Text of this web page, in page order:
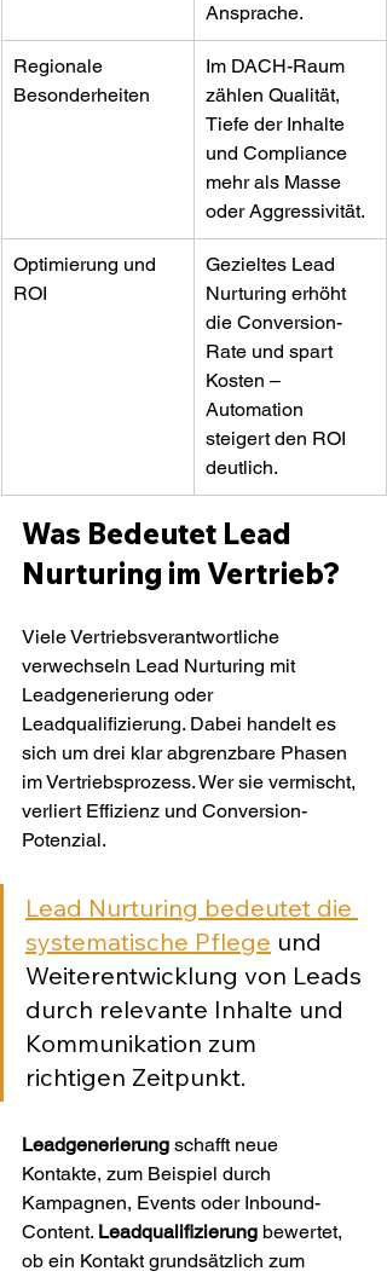
Ansprache.
Regionale
Besonderheiten
Im DACH-Raum
zählen Qualität,
Tiefe der Inhalte
und Compliance
mehr als Masse
oder Aggressivität.
Optimierung und
ROI
Gezieltes Lead
Nurturing erhöht
die Conversion-
Rate und spart
Kosten –
Automation
steigert den ROI
deutlich.
Was Bedeutet Lead
Nurturing im Vertrieb?
Viele Vertriebsverantwortliche
verwechseln Lead Nurturing mit
Leadgenerierung oder
Leadqualifizierung. Dabei handelt es
sich um drei klar abgrenzbare Phasen
im Vertriebsprozess. Wer sie vermischt,
verliert Effizienz und Conversion-
Potenzial.
Lead Nurturing bedeutet die
systematische Pflege und
Weiterentwicklung von Leads
durch relevante Inhalte und
Kommunikation zum
richtigen Zeitpunkt.
Leadgenerierung schafft neue
Kontakte, zum Beispiel durch
Kampagnen, Events oder Inbound-
Content. Leadqualifizierung bewertet,
ob ein Kontakt grundsätzlich zum